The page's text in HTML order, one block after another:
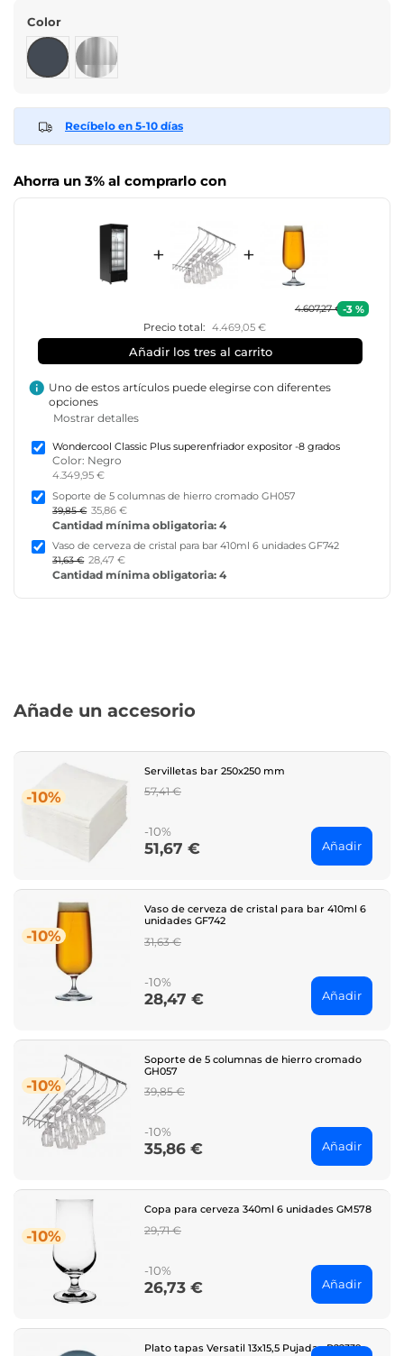
Color
Negro
Inox
Recíbelo en 5-10 días
Ahorra un 3% al comprarlo con
+ +
4.607,27 € -3 %
Precio total:
4.469,05 €
Añadir los tres al carrito
info Uno de estos artículos puede elegirse con diferentes
opciones
Mostrar detalles
Wondercool Classic Plus superenfriador expositor -8 grados
Color: Negro
4.349,95 €
Soporte de 5 columnas de hierro cromado GH057
39,85 € 35,86 €
Cantidad mínima obligatoria: 4
Vaso de cerveza de cristal para bar 410ml 6 unidades GF742
31,63 € 28,47 €
Cantidad mínima obligatoria: 4
Añade un accesorio
-10%
Servilletas bar 250x250 mm
Regular
57,41 €
-10%
Price
51,67 € Añadir
-10%
Vaso de cerveza de cristal para bar 410ml 6
unidades GF742
Regular
31,63 €
-10%
Price
28,47 € Añadir
-10%
Soporte de 5 columnas de hierro cromado
GH057
Regular
39,85 €
-10%
Price
35,86 € Añadir
-10%
Copa para cerveza 340ml 6 unidades GM578
Regular
29,71 €
-10%
Price
26,73 € Añadir
Plato tapas Versatil 13x15,5 Pujadas P22339